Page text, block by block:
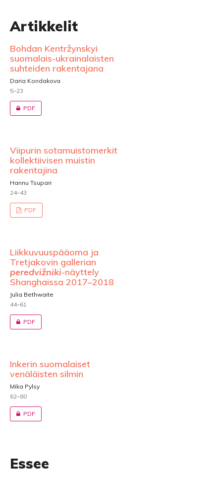
Artikkelit
Bohdan Kentržynskyi
suomalais-ukrainalaisten
suhteiden rakentajana
Daria Kondakova
5–23
PDF
Viipurin sotamuistomerkit
kollektiivisen muistin
rakentajina
Hannu Tsupari
24–43
PDF
Liikkuvuuspääoma ja
Tretjakovin gallerian
peredvižniki-näyttely
Shanghaissa 2017–2018
Julia Bethwaite
44–61
PDF
Inkerin suomalaiset
venäläisten silmin
Mika Pylsy
62–80
PDF
Essee